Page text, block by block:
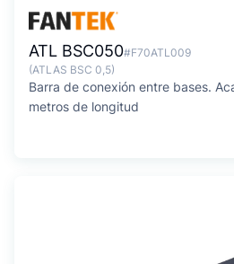
ATL BSC050#F70ATL009
(ATLAS BSC 0,5)
Barra de conexión entre bases.
metros de longitud